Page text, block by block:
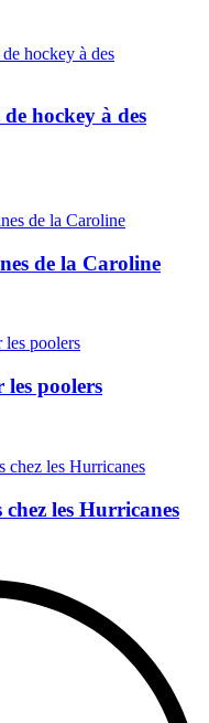
hockey à des
de la Caroline
poolers
les Hurricanes